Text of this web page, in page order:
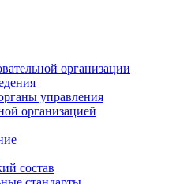
организации
управления
организацией
состав